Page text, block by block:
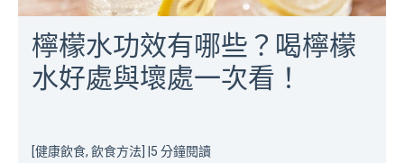
檸檬水功效有哪些？喝檸檬
水好處與壞處一次看！
[健康飲食, 飲食方法] 5 分鐘閱讀